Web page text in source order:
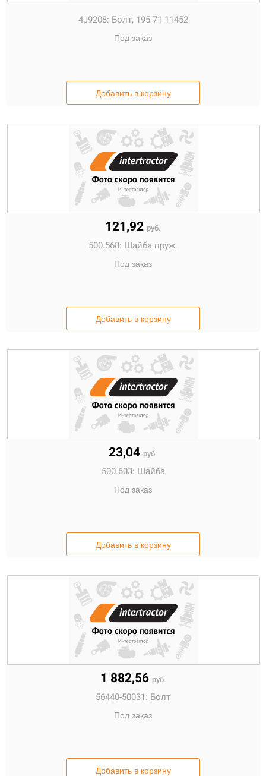
4J9208: Болт, 195-71-11452
Под заказ
Добавить в корзину
121,92 руб.
500.568: Шайба пруж.
Под заказ
Добавить в корзину
23,04 руб.
500.603: Шайба
Под заказ
Добавить в корзину
1 882,56 руб.
56440-50031: Болт
Под заказ
Добавить в корзину